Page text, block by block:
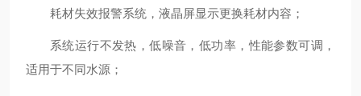
耗材失效报警系统，液晶屏显示更换耗材内容；
系统运行不发热，低噪音，低功率，性能参数可调，
适用于不同水源；